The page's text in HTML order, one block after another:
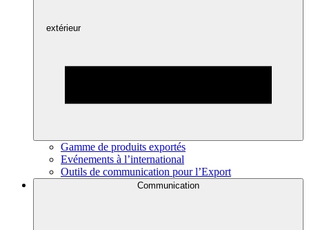
extérieur
Gamme de produits exportés
Evénements à l’international
Outils de communication pour l’Export
Communication